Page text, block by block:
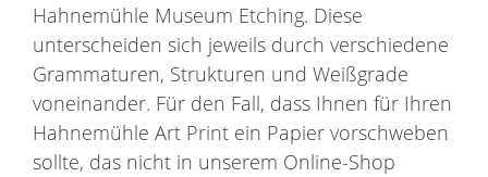
Hahnemühle Museum Etching. Diese
unterscheiden sich jeweils durch verschiedene
Grammaturen, Strukturen und Weißgrade
voneinander. Für den Fall, dass Ihnen für Ihren
Hahnemühle Art Print ein Papier vorschweben
sollte, das nicht in unserem Online-Shop